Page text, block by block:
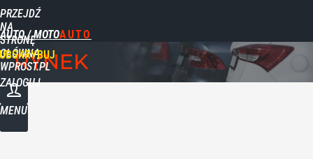
PRZEJDŹ
NA
STRONĘ
GŁÓWNĄ
WPROST.PL
AUTO / MOTO
ZALOGUJ
MENU
RYNEK